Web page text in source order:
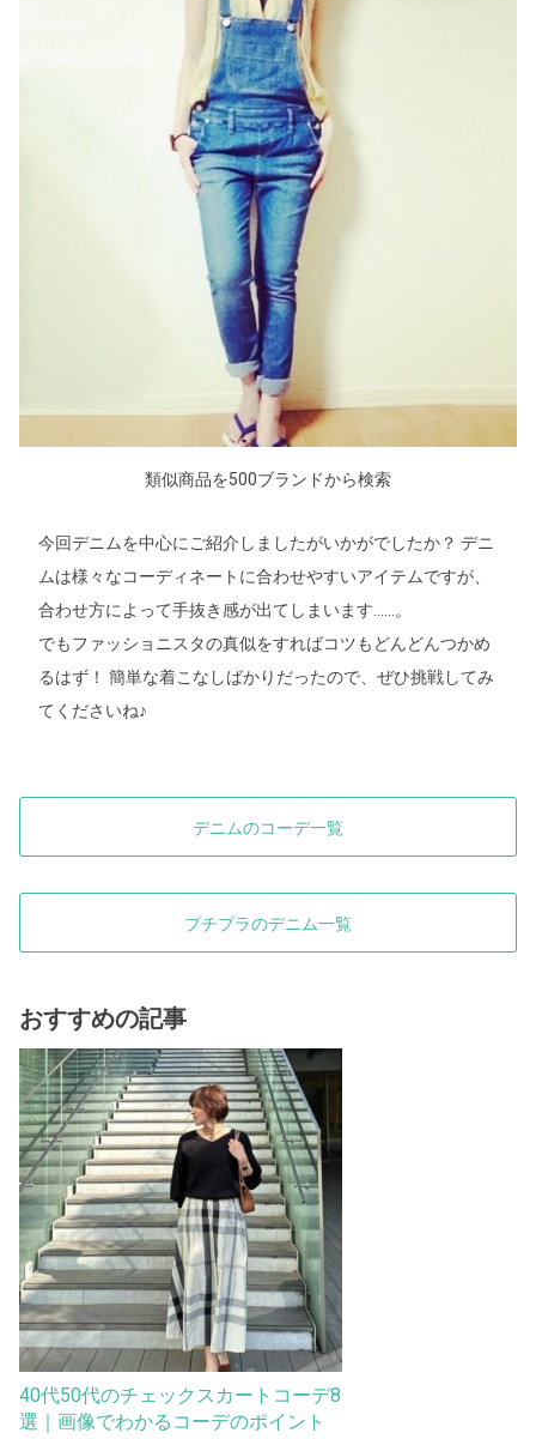
類似商品を500ブランドから検索
今回デニムを中心にご紹介しましたがいかがでしたか？ デニ
ムは様々なコーディネートに合わせやすいアイテムですが、
合わせ方によって手抜き感が出てしまいます……。
でもファッショニスタの真似をすればコツもどんどんつかめ
るはず！ 簡単な着こなしばかりだったので、ぜひ挑戦してみ
てくださいね♪
デニムのコーデ一覧
プチプラのデニム一覧
おすすめの記事
40代50代のチェックスカートコーデ8
選｜画像でわかるコーデのポイント